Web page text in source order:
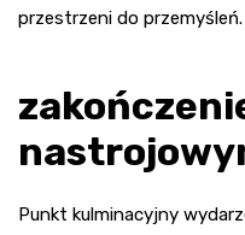
przestrzeni do przemyśleń.
Punkt kulminacyjny